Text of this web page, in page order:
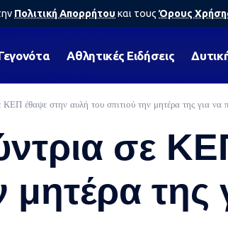
Πολιτική Απορρήτου και τους Όρους
Αθλητικές Ειδήσεις
ΚΕΠ έθαψε στην αυλή του σπιτιού την μητέρα της για να
σε
μητέρα της